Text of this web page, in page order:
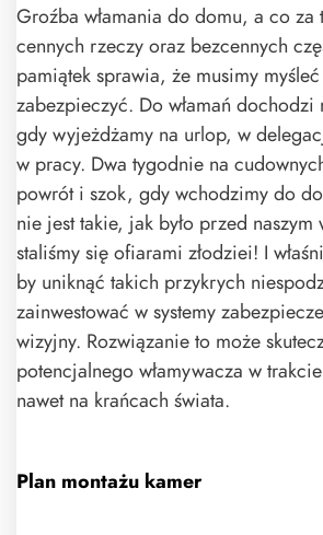
Groźba włamania do domu, a co
cennych rzeczy oraz bezcennych
pamiątek sprawia, że musimy
zabezpieczyć. Do włamań dochodzi
gdy wyjeżdżamy na urlop, w
w pracy. Dwa tygodnie na
powrót i szok, gdy wchodzimy do
nie jest takie, jak było przed
staliśmy się ofiarami złodziei! I
by uniknąć takich przykrych
zainwestować w systemy
wizyjny. Rozwiązanie to może
potencjalnego włamywacza w
nawet na krańcach świata.
Plan montażu kamer